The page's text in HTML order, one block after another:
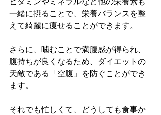
一緒に摂ることで、栄養バランスを整
えて綺麗に痩せることができます。
さらに、噛むことで満腹感が得られ、
腹持ちが良くなるため、ダイエットの
天敵である「空腹」を防ぐことができ
ます。
それでも忙しくて、どうしても食事か